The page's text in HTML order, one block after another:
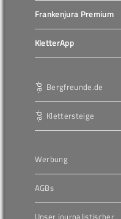
Frankenjura Premium
KletterApp
Bergfreunde.de
Klettersteige
Werbung
AGBs
Unser journalistischer